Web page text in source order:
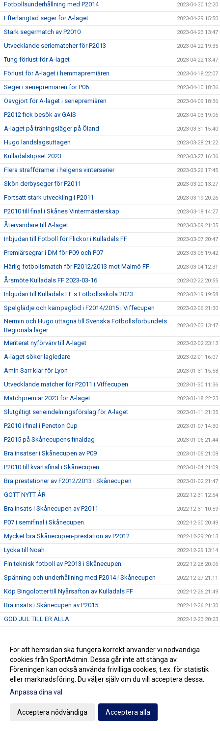
Fotbollsunderhållning med P2014 2023-04-30 12:20
Efterlängtad seger för A-laget 2023-04-29 15:50
Stark segermatch av P2010 2023-04-23 13:47
Utvecklande seriematcher för P2013 2023-04-22 19:35
Tung förlust för A-laget 2023-04-22 13:47
Förlust för A-laget i hemmapremiären 2023-04-18 22:07
Seger i seriepremiären för P06 2023-04-10 18:36
Oavgjort för A-laget i seriepremiären 2023-04-09 18:36
P2012 fick besök av GAIS 2023-04-03 19:06
A-laget på träningsläger på Öland 2023-03-31 15:40
Hugo landslagsuttagen 2023-03-28 21:22
Kulladalstipset 2023 2023-03-27 16:36
Flera straffdramer i helgens vinterserier 2023-03-26 17:45
Skön derbyseger för F2011 2023-03-20 13:27
Fortsatt stark utveckling i P2011 2023-03-19 20:26
P2010 till final i Skånes Vintermästerskap 2023-03-18 14:27
Återvändare till A-laget 2023-03-09 21:35
Inbjudan till Fotboll för Flickor i Kulladals FF 2023-03-07 20:47
Premiärsegrar i DM för P09 och P07 2023-03-05 19:42
Härlig fotbollsmatch för F2012/2013 mot Malmö FF 2023-03-04 12:31
Årsmöte Kulladals FF 2023-03-16 2023-02-22 20:55
Inbjudan till Kulladals FF:s Fotbollsskola 2023 2023-02-19 19:58
Spelglädje och kämpaglöd i F2014/2015 i Viffecupen 2023-02-06 21:30
Nermin och Hugo uttagna till Svenska Fotbollsförbundets
Regionala läger
2023-02-03 13:47
Meriterat nyförvärv till A-laget 2023-02-02 23:13
A-laget söker lagledare 2023-02-01 16:07
Amin Sarr klar för Lyon 2023-01-31 15:58
Utvecklande matcher för P2011 i Viffecupen 2023-01-30 11:36
Matchpremiär 2023 för A-laget 2023-01-18 22:23
Slutgiltigt serieindelningsförslag för A-laget 2023-01-11 21:35
P2010 i final i Peneton Cup 2023-01-07 14:30
P2015 på Skånecupens finaldag 2023-01-06 21:44
Bra insatser i Skånecupen av P09 2023-01-05 21:08
P2010 till kvartsfinal i Skånecupen 2023-01-04 21:09
Bra prestationer av F2012/2013 i Skånecupen 2023-01-02 21:47
GOTT NYTT ÅR 2022-12-31 12:54
Bra insats i Skånecupen av P2011 2022-12-31 10:59
P07 i semifinal i Skånecupen 2022-12-30 20:49
Mycket bra Skånecupen-prestation av P2012 2022-12-29 20:13
Lycka till Noah 2022-12-29 13:14
Fin teknisk fotboll av P2013 i Skånecupen 2022-12-28 20:06
Spänning och underhållning med P2014 i Skånecupen 2022-12-27 21:11
Köp Bingolotter till Nyårsafton av Kulladals FF 2022-12-26 21:49
Bra insats i Skånecupen av P2015 2022-12-26 21:30
GOD JUL TILL ER ALLA 2022-12-23 20:23
P2010 avslutade säsongen med beachvolleyboll 2022-12-17 21:21
Köp era Jul-Bingolotter av Kulladals FF vid ICA Kvantum
Malmborgs Mobilia
2022-12-11 11:50
Nyförvärv och återvändare till A-laget 2022-12-10 10:07
Cupseger för P09
F09 i final i Olympic Cup
För att hemsidan ska fungera korrekt använder vi nödvändiga
cookies från SportAdmin. Dessa går inte att stänga av.
Föreningen kan också använda frivilliga cookies, t.ex. för statistik
eller marknadsföring. Du väljer själv om du vill acceptera dessa.
Anpassa dina val
Acceptera nödvändiga Acceptera alla